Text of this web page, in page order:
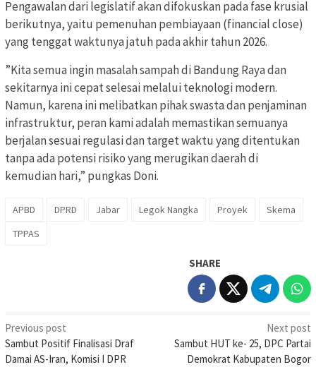
Pengawalan dari legislatif akan difokuskan pada fase krusial
berikutnya, yaitu pemenuhan pembiayaan (financial close)
yang tenggat waktunya jatuh pada akhir tahun 2026.
​”Kita semua ingin masalah sampah di Bandung Raya dan
sekitarnya ini cepat selesai melalui teknologi modern.
Namun, karena ini melibatkan pihak swasta dan penjaminan
infrastruktur, peran kami adalah memastikan semuanya
berjalan sesuai regulasi dan target waktu yang ditentukan
tanpa ada potensi risiko yang merugikan daerah di
kemudian hari,” pungkas Doni.
APBD DPRD Jabar Legok Nangka Proyek
Skema
TPPAS
SHARE
Post
navigation
Previous post
Sambut Positif Finalisasi Draf
Damai AS-Iran, Komisi I DPR
Next post
Sambut HUT ke- 25, DPC Partai
Demokrat Kabupaten Bogor